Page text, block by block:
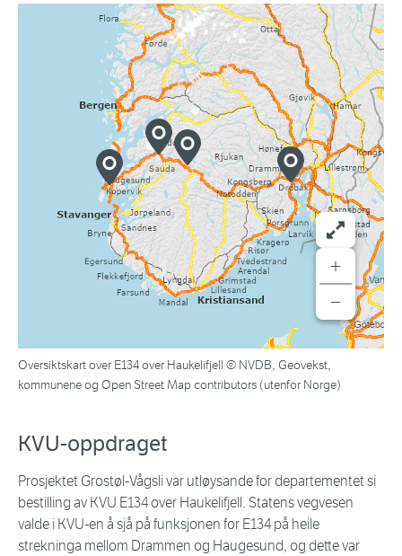
+
−
Oversiktskart over E134 over Haukelifjell © NVDB, Geovekst,
kommunene og Open Street Map contributors (utenfor Norge)
KVU-oppdraget
Prosjektet Grostøl-Vågsli var utløysande for departementet si
bestilling av KVU E134 over Haukelifjell. Statens vegvesen
valde i KVU-en å sjå på funksjonen for E134 på heile
strekninga mellom Drammen og Haugesund, og dette var